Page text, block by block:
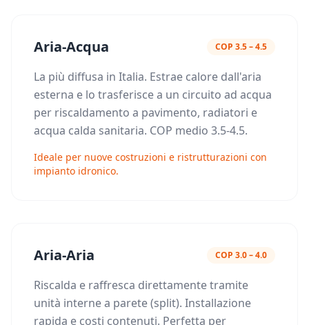
Aria-Acqua COP 3.5 – 4.5
La più diffusa in Italia. Estrae calore dall'aria
esterna e lo trasferisce a un circuito ad acqua
per riscaldamento a pavimento, radiatori e
acqua calda sanitaria. COP medio 3.5-4.5.
Ideale per nuove costruzioni e ristrutturazioni con
impianto idronico.
Aria-Aria COP 3.0 – 4.0
Riscalda e raffresca direttamente tramite
unità interne a parete (split). Installazione
rapida e costi contenuti. Perfetta per